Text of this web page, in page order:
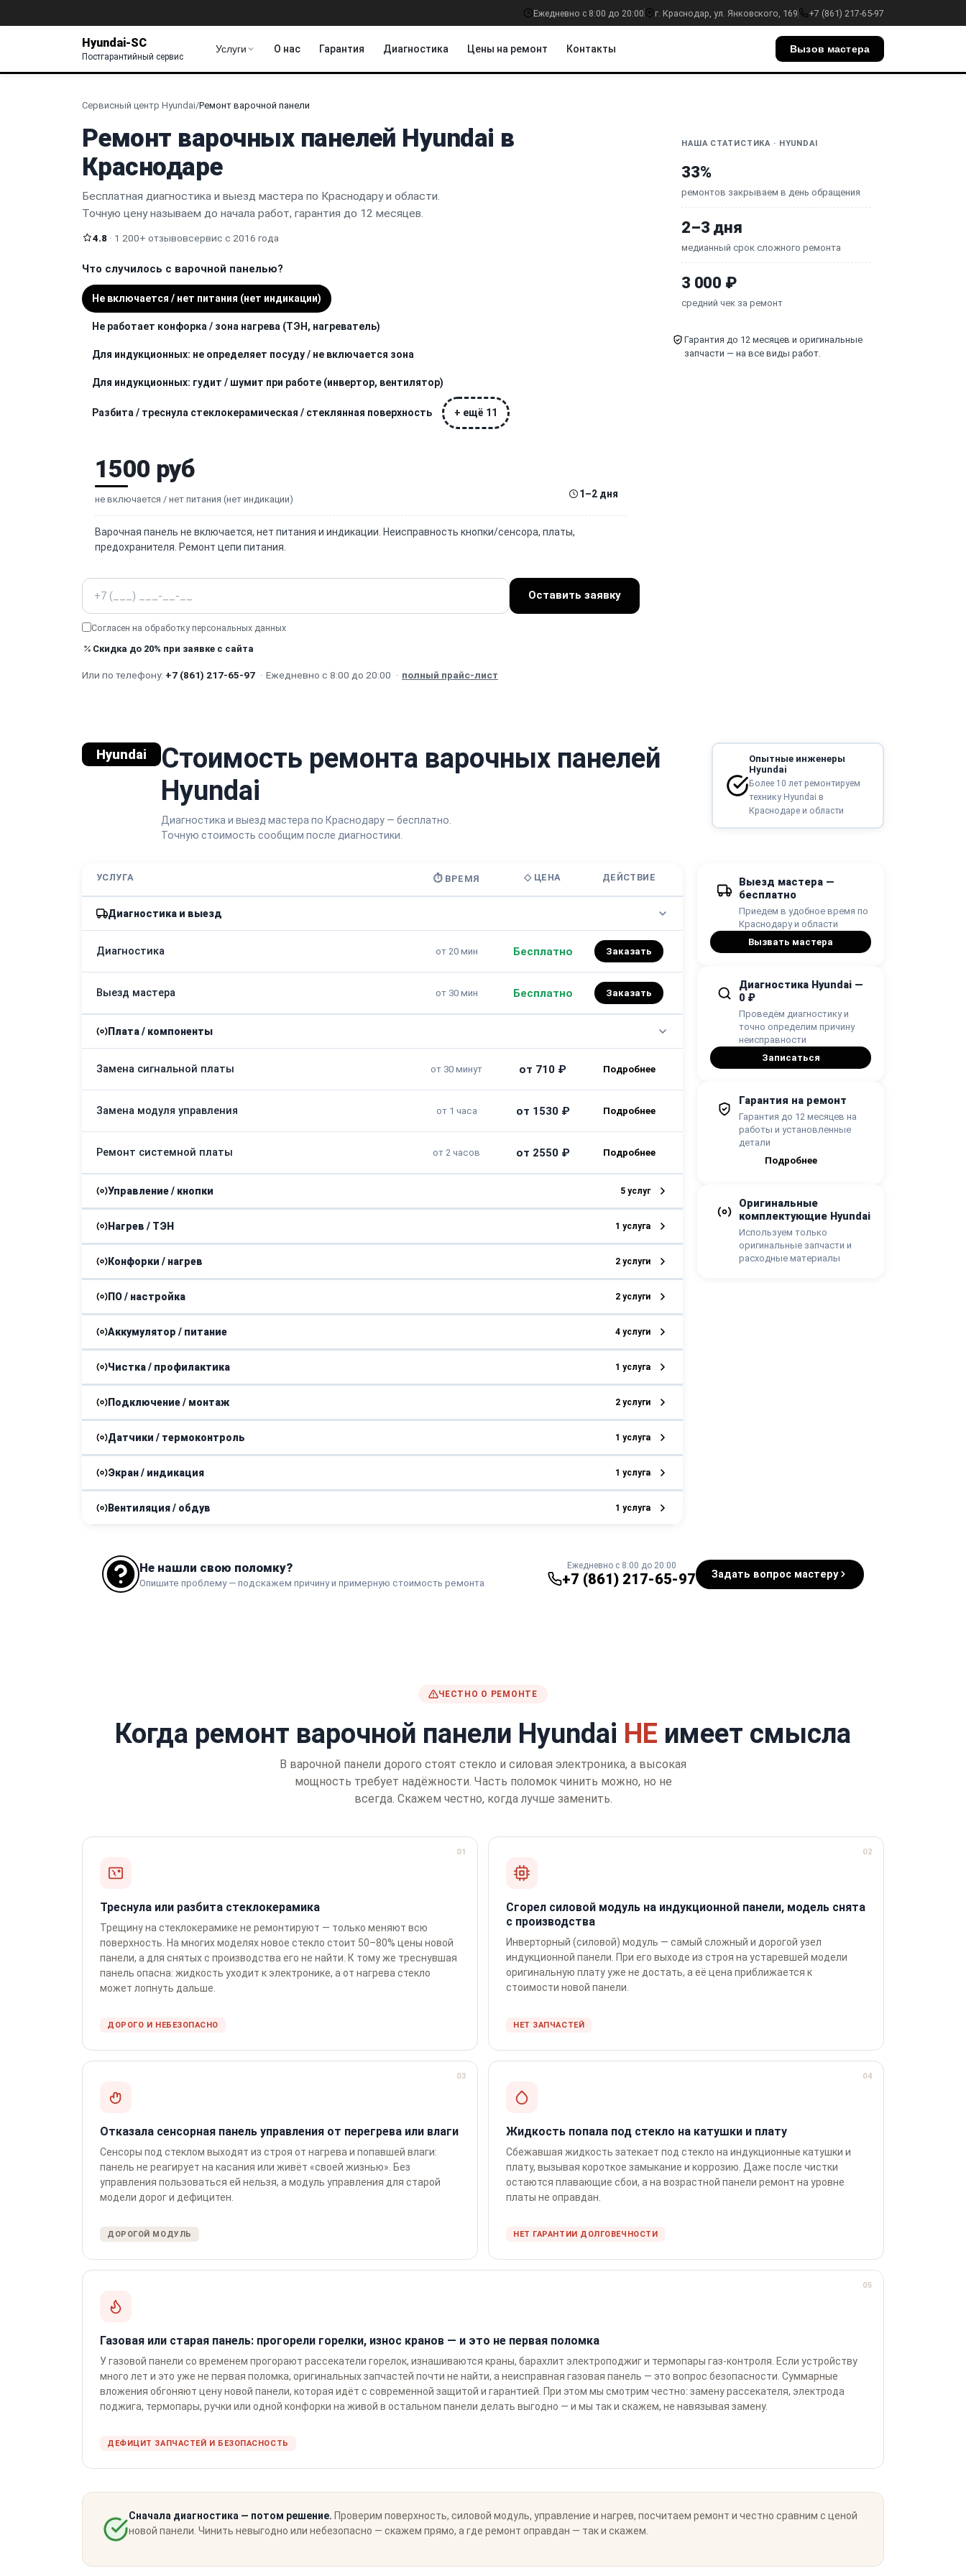
Ежедневно с 8:00 до 20:00 г. Краснодар, ул. Янковского, 169 +7 (861) 217-65-97
Hyundai-SC
Постгарантийный сервис
Услуги О нас Гарантия Диагностика Цены на ремонт Контакты Вызов мастера
Сервисный центр Hyundai/Ремонт варочной панели
Ремонт варочных панелей Hyundai в
Краснодаре
Бесплатная диагностика и выезд мастера по Краснодару и области.
Точную цену называем до начала работ, гарантия до 12 месяцев.
4.8 · 1 200+ отзывовсервис с 2016 года
Что случилось с варочной панелью?
Не включается / нет питания (нет индикации)
Не работает конфорка / зона нагрева (ТЭН, нагреватель)
Для индукционных: не определяет посуду / не включается зона
Для индукционных: гудит / шумит при работе (инвертор, вентилятор)
Разбита / треснула стеклокерамическая / стеклянная поверхность + ещё 11
1500 руб
не включается / нет питания (нет индикации) 1–2 дня
Варочная панель не включается, нет питания и индикации. Неисправность кнопки/сенсора, платы,
предохранителя. Ремонт цепи питания.
Телефон
Оставить заявку
Согласен на обработку персональных данных
Скидка до 20% при заявке с сайта
Или по телефону: +7 (861) 217-65-97 · Ежедневно с 8:00 до 20:00 · полный прайс-лист
НАША СТАТИСТИКА · HYUNDAI
33%
ремонтов закрываем в день обращения
2–3 дня
медианный срок сложного ремонта
3 000 ₽
средний чек за ремонт
Гарантия до 12 месяцев и оригинальные
запчасти — на все виды работ.
Hyundai
Стоимость ремонта варочных панелей
Hyundai
Диагностика и выезд мастера по Краснодару — бесплатно.
Точную стоимость сообщим после диагностики.
Опытные инженеры
Hyundai
Более 10 лет ремонтируем
технику Hyundai в
Краснодаре и области
УСЛУГА ⏱ ВРЕМЯ ◇ ЦЕНА ДЕЙСТВИЕ
Диагностика и выезд
Диагностика от 20 мин Бесплатно Заказать
Выезд мастера от 30 мин Бесплатно Заказать
Плата / компоненты
Замена сигнальной платы от 30 минут от 710 ₽
Замена модуля управления от 1 часа от 1530 ₽
Ремонт системной платы от 2 часов от 2550 ₽
Управление / кнопки 5 услуг
Замена таймера
Ремонт выключателя гриля
Замена галетного выключателя конфорки от 1 часа от 920 ₽
Замена регулятора режимов конфорки от 1 часа от 2130 ₽
Ремонт переключателя режимов плиты
Нагрев / ТЭН 1 услуга
Замена ТЭНа
Конфорки / нагрев 2 услуги
Замена электроконфорки
Замена / ремонт конфорки
ПО / настройка 2 услуги
Разблокировка электроплиты
Устранение программных ошибок
Аккумулятор / питание 4 услуги
Ремонт проводки
Ремонт блока питания
Восстановление электропроводки от 30 минут от 800 ₽
Замена питающего кабеля от 30 минут от 950 ₽
Чистка / профилактика 1 услуга
Чистка контактов
Подключение / монтаж 2 услуги
Проверка корректности подключения
Установка внутреннего прибора
Датчики / термоконтроль 1 услуга
Монтаж температурного датчика конфорки
Экран / индикация 1 услуга
Замена индикатора температуры конфорки
Вентиляция / обдув 1 услуга
Выезд мастера —
бесплатно
Приедем в удобное время по
Краснодару и области
Вызвать мастера
Диагностика Hyundai —
0 ₽
Проведём диагностику и
точно определим причину
неисправности
Записаться
Гарантия на ремонт
Гарантия до 12 месяцев на
работы и установленные
детали
Подробнее
Оригинальные
комплектующие Hyundai
Используем только
оригинальные запчасти и
расходные материалы
Не нашли свою поломку?
Опишите проблему — подскажем причину и примерную стоимость ремонта
Ежедневно с 8:00 до 20:00
+7 (861) 217-65-97 Задать вопрос мастеру
ЧЕСТНО О РЕМОНТЕ
Когда ремонт варочной панели Hyundai НЕ имеет смысла
В варочной панели дорого стоят стекло и силовая электроника, а высокая
мощность требует надёжности. Часть поломок чинить можно, но не
всегда. Скажем честно, когда лучше заменить.
01
Треснула или разбита стеклокерамика
Трещину на стеклокерамике не ремонтируют — только меняют всю
поверхность. На многих моделях новое стекло стоит 50–80% цены новой
панели, а для снятых с производства его не найти. К тому же треснувшая
панель опасна: жидкость уходит к электронике, а от нагрева стекло
может лопнуть дальше.
ДОРОГО И НЕБЕЗОПАСНО
02
Сгорел силовой модуль на индукционной панели, модель снята
с производства
Инверторный (силовой) модуль — самый сложный и дорогой узел
индукционной панели. При его выходе из строя на устаревшей модели
оригинальную плату уже не достать, а её цена приближается к
стоимости новой панели.
НЕТ ЗАПЧАСТЕЙ
03
Отказала сенсорная панель управления от перегрева или влаги
Сенсоры под стеклом выходят из строя от нагрева и попавшей влаги:
панель не реагирует на касания или живёт «своей жизнью». Без
управления пользоваться ей нельзя, а модуль управления для старой
модели дорог и дефицитен.
ДОРОГОЙ МОДУЛЬ
04
Жидкость попала под стекло на катушки и плату
Сбежавшая жидкость затекает под стекло на индукционные катушки и
плату, вызывая короткое замыкание и коррозию. Даже после чистки
остаются плавающие сбои, а на возрастной панели ремонт на уровне
платы не оправдан.
НЕТ ГАРАНТИИ ДОЛГОВЕЧНОСТИ
05
Газовая или старая панель: прогорели горелки, износ кранов — и это не первая поломка
У газовой панели со временем прогорают рассекатели горелок, изнашиваются краны, барахлит электроподжиг и термопары газ-контроля. Если устройству
много лет и это уже не первая поломка, оригинальных запчастей почти не найти, а неисправная газовая панель — это вопрос безопасности. Суммарные
вложения обгоняют цену новой панели, которая идёт с современной защитой и гарантией. При этом мы смотрим честно: замену рассекателя, электрода
поджига, термопары, ручки или одной конфорки на живой в остальном панели делать выгодно — и мы так и скажем, не навязывая замену.
ДЕФИЦИТ ЗАПЧАСТЕЙ И БЕЗОПАСНОСТЬ
Сначала диагностика — потом решение. Проверим поверхность, силовой модуль, управление и нагрев, посчитаем ремонт и честно сравним с ценой
новой панели. Чинить невыгодно или небезопасно — скажем прямо, а где ремонт оправдан — так и скажем.